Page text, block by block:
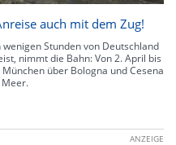
auch mit dem Zug!
Stunden von Deutschland
nimmt die Bahn: Von 2. April bis
über Bologna und Cesena
Meer.
ANZEIGE